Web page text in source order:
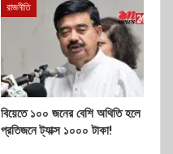
রাজনীতি
বিয়েতে ১০০ জনের বেশি অথিতি হলে
প্রতিজনে ট্যাক্স ১০০০ টাকা!